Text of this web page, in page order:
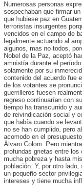
Numerosas personas
sospechaban que firmar
que hubiese paz en
terroristas insurgentes
vencidos en el campo de
legalmente actuando al
algunos, mas no todos,
Nobel de la Paz, aceptó
amnistía durante el
solamente por su
contenido del acuerdo fue
de los votantes se
guerrilleros fuesen
regreso continuarían con
tiempo ha transcurrido y
de reivindicación social y
que había cuando se
no se han cumplido, pero
acomodo en el
Álvaro Colom. Pero
profundas grietas entre
mucha pobreza y hasta
población. Y, por otro
un pequeño sector
intereses y tiene mucha